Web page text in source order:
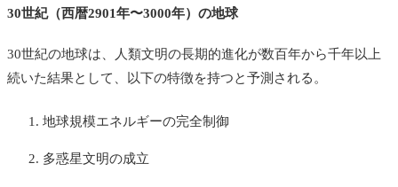
30世紀（西暦2901年〜3000年）の地球
30世紀の地球は、人類文明の長期的進化が数百年から千年以上
続いた結果として、以下の特徴を持つと予測される。
地球規模エネルギーの完全制御
多惑星文明の成立